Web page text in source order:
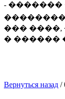
-
���
� ������
Вернуться назад /